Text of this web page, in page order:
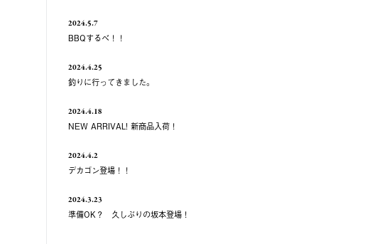
2024.5.7
BBQするべ！！
2024.4.25
釣りに行ってきました。
2024.4.18
NEW ARRIVAL! 新商品入荷！
2024.4.2
デカゴン登場！！
2024.3.23
準備OK？ 久しぶりの坂本登場！